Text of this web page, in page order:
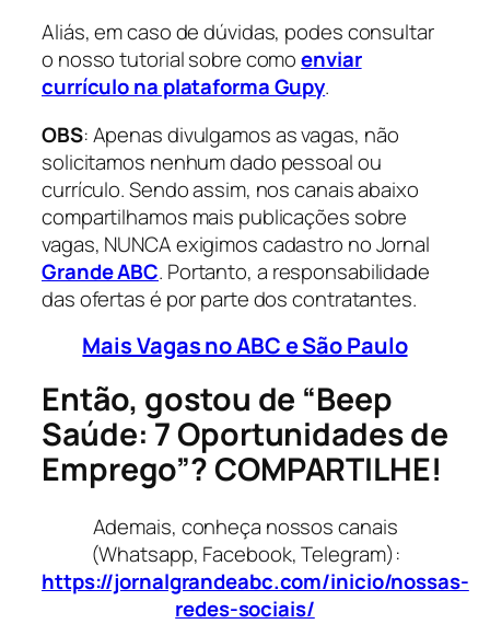
Aliás, em caso de dúvidas, podes consultar
o nosso tutorial sobre comoenviar
currículo na plataforma Gupy.
OBS: Apenas divulgamos as vagas, não
solicitamos nenhum dado pessoal ou
currículo. Sendo assim, nos canais abaixo
compartilhamos mais publicações sobre
vagas, NUNCA exigimos cadastro no Jornal
Grande ABC. Portanto, a responsabilidade
das ofertas é por parte dos contratantes.
Mais Vagas no ABC e São Paulo
Então, gostou de “Beep
Saúde: 7 Oportunidades de
Emprego”? COMPARTILHE!
Ademais, conheça nossos canais
(Whatsapp, Facebook, Telegram):
https://jornalgrandeabc.com/inicio/nossas-
redes-sociais/